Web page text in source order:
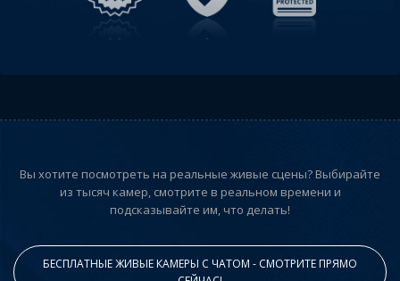
Вы хотите посмотреть на реальные живые сцены? Выбирайте
из тысяч камер, смотрите в реальном времени и
подсказывайте им, что делать!
БЕСПЛАТНЫЕ ЖИВЫЕ КАМЕРЫ С ЧАТОМ - СМОТРИТЕ ПРЯМО